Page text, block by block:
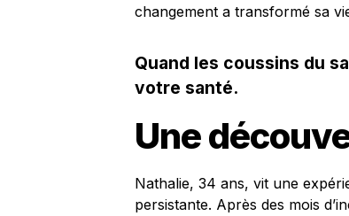
changement a transformé sa
Quand les coussins du
votre santé.
Une
Nathalie, 34 ans, vit une
persistante. Après des mois